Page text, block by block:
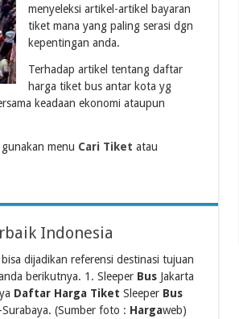
menyeleksi artikel-artikel bayaran
tiket mana yang paling serasi dgn
kepentingan anda.
Terhadap artikel tentang daftar
harga tiket bus antar kota yg
keadaan ekonomi ataupun
menu Cari Tiket atau
Indonesia
dijadikan referensi destinasi tujuan
berikutnya. 1. Sleeper BusJakarta
Daftar Harga Tiket Sleeper Bus
Surabaya. (Sumber foto : Hargaweb)